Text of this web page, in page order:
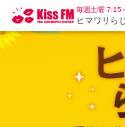
毎週土曜 7:15
ヒマワリら